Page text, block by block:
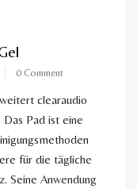
0 Comment
clearaudio
Pad ist eine
für die tägliche
Seine Anwendung